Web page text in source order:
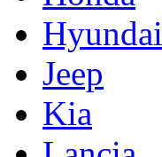
Hyundai
Jeep
Kia